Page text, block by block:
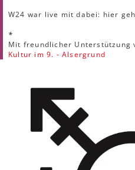
W24 war live mit dabei: hier
*
Mit freundlicher Unterstützung
Kultur im 9. - Alsergrund